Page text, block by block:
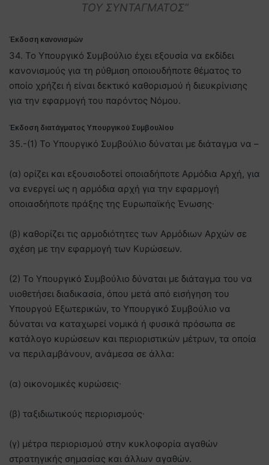
ΤΟΥ ΣΥΝΤΑΓΜΑΤΟΣ”
Έκδοση κανονισμών
34. Το Υπουργικό Συμβούλιο έχει εξουσία να εκδίδει
κανονισμούς για τη ρύθμιση οποιουδήποτε θέματος το
οποίο χρήζει ή είναι δεκτικό καθορισμού ή διευκρίνισης
για την εφαρμογή του παρόντος Νόμου.
Έκδοση διατάγματος Υπουργικού Συμβουλίου
35.-(1) Το Υπουργικό Συμβούλιο δύναται με διάταγμα να –
(α) ορίζει και εξουσιοδοτεί οποιαδήποτε Αρμόδια Αρχή, για
να ενεργεί ως η αρμόδια αρχή για την εφαρμογή
οποιασδήποτε πράξης της Ευρωπαϊκής Ένωσης∙
(β) καθορίζει τις αρμοδιότητες των Αρμόδιων Αρχών σε
σχέση με την εφαρμογή των Κυρώσεων.
(2) Το Υπουργικό Συμβούλιο δύναται με διάταγμα του να
υιοθετήσει διαδικασία, όπου μετά από εισήγηση του
Υπουργού Εξωτερικών, το Υπουργικό Συμβούλιο να
δύναται να καταχωρεί νομικά ή φυσικά πρόσωπα σε
κατάλογο κυρώσεων και περιοριστικών μέτρων, τα οποία
να περιλαμβάνουν, ανάμεσα σε άλλα:
(α) οικονομικές κυρώσεις∙
(β) ταξιδιωτικούς περιορισμούς∙
(γ) μέτρα περιορισμού στην κυκλοφορία αγαθών
στρατηγικής σημασίας και άλλων αγαθών.